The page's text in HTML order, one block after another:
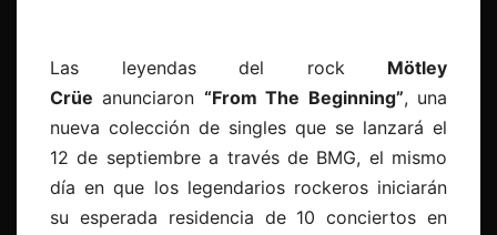
Las leyendas del rock Mötley
Crüe anunciaron “From The Beginning”, una
nueva colección de singles que se lanzará el
12 de septiembre a través de BMG, el mismo
día en que los legendarios rockeros iniciarán
su esperada residencia de 10 conciertos en